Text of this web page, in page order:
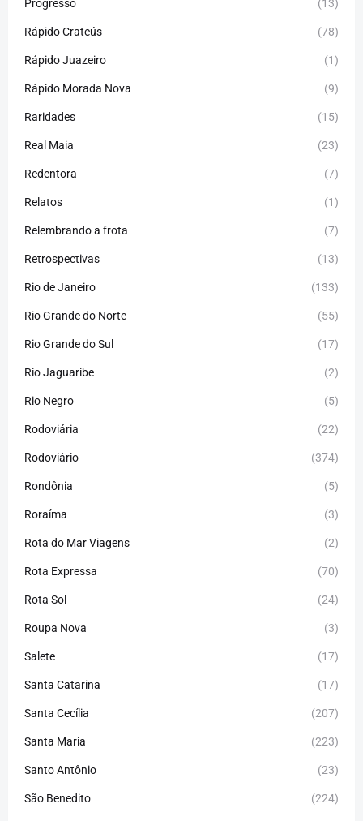
Progresso (13)
Rápido Crateús (78)
Rápido Juazeiro (1)
Rápido Morada Nova (9)
Raridades (15)
Real Maia (23)
Redentora (7)
Relatos (1)
Relembrando a frota (7)
Retrospectivas (13)
Rio de Janeiro (133)
Rio Grande do Norte (55)
Rio Grande do Sul (17)
Rio Jaguaribe (2)
Rio Negro (5)
Rodoviária (22)
Rodoviário (374)
Rondônia (5)
Roraíma (3)
Rota do Mar Viagens (2)
Rota Expressa (70)
Rota Sol (24)
Roupa Nova (3)
Salete (17)
Santa Catarina (17)
Santa Cecília (207)
Santa Maria (223)
Santo Antônio (23)
São Benedito (224)